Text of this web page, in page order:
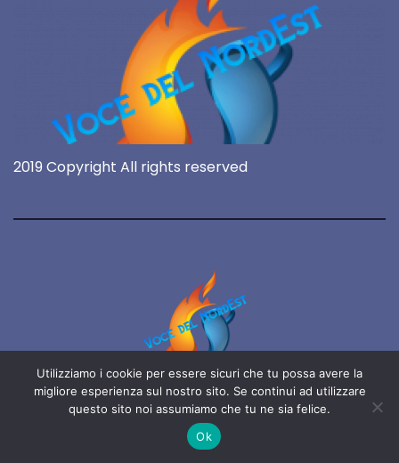
2019 Copyright All rights reserved
Voce del NordEst
online 24/7
Utilizziamo i cookie per essere sicuri che tu possa avere la
migliore esperienza sul nostro sito. Se continui ad utilizzare
questo sito noi assumiamo che tu ne sia felice.
Ok